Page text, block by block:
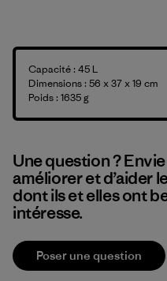
Capacité : 45 L
Dimensions : 56 x 37 x 19 cm
Poids : 1635 g
Une question ?
améliorer et d’aider
dont ils et elles ont
intéresse.
Poser une question